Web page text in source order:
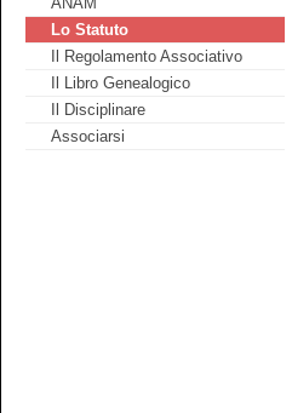
Lo Statuto
Il Regolamento Associativo
Il Libro Genealogico
Il Disciplinare
Associarsi